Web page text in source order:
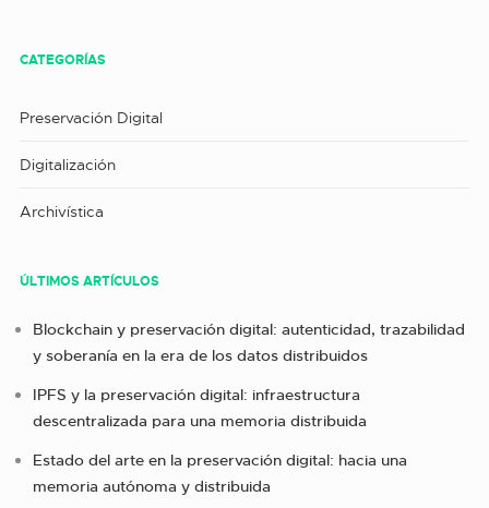
CATEGORÍAS
Preservación Digital
Digitalización
Archivística
ÚLTIMOS ARTÍCULOS
Blockchain y preservación digital: autenticidad, trazabilidad
y soberanía en la era de los datos distribuidos
IPFS y la preservación digital: infraestructura
descentralizada para una memoria distribuida
Estado del arte en la preservación digital: hacia una
memoria autónoma y distribuida